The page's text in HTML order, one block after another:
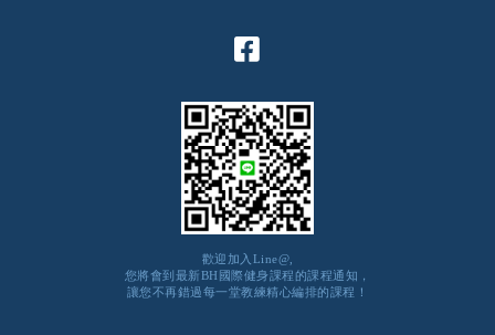
歡迎加入Line@,
您將會到最新BH國際健身課程的課程通知，
讓您不再錯過每一堂教練精心編排的課程！